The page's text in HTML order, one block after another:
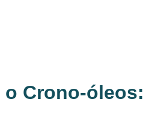
o Crono-óleos: